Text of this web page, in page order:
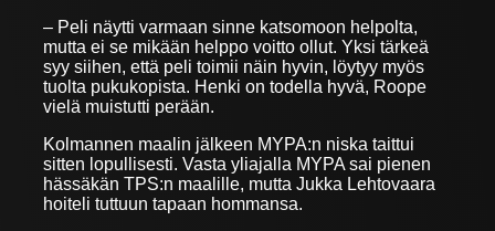
– Peli näytti varmaan sinne katsomoon helpolta,
mutta ei se mikään helppo voitto ollut. Yksi tärkeä
syy siihen, että peli toimii näin hyvin, löytyy myös
tuolta pukukopista. Henki on todella hyvä, Roope
vielä muistutti perään.
Kolmannen maalin jälkeen MYPA:n niska taittui
sitten lopullisesti. Vasta yliajalla MYPA sai pienen
hässäkän TPS:n maalille, mutta Jukka Lehtovaara
hoiteli tuttuun tapaan hommansa.